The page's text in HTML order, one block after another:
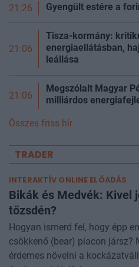
21:26 Gyengült estére a
21:06
Tisza-kormány:
energiaellátásban,
leállása
21:06
Megszólalt Magyar
milliárdos
Összes friss hír
TRADER
INTERAKTÍV ONLINE ELŐADÁS
Bikák és Medvék: Kivel
tőzsdén?
Hogyan ismerd fel, hogy épp
csökkenő (bear) piacon jársz?
érdemes növelni a